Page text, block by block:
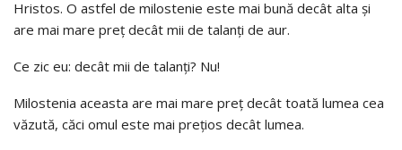
Hristos. O astfel de milostenie este mai bună decât alta şi
are mai mare preţ decât mii de talanţi de aur.
Ce zic eu: decât mii de talanţi? Nu!
Milostenia aceasta are mai mare preţ decât toată lumea cea
văzută, căci omul este mai preţios decât lumea.